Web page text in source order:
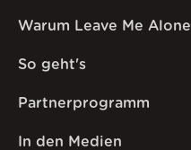
Warum Leave Me Alone
So geht's
Partnerprogramm
In den Medien